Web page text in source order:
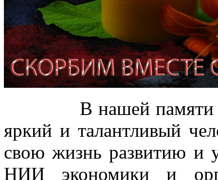
В нашей памяти
яркий и талантливый
свою жизнь развитию и
НИИ экономики и